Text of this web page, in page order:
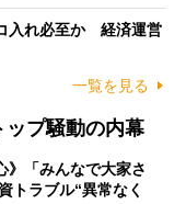
入れ必至か 経済運営
一覧を見る
ップ騒動の内幕
》「みんなで大家さ
トラブル“異常なく